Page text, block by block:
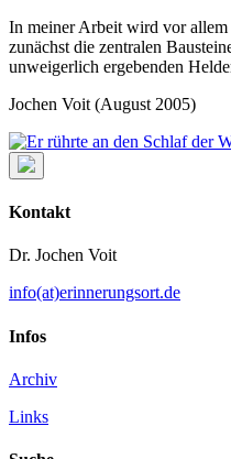
In meiner Arbeit wird vor allem
zunächst die zentralen
unweigerlich ergebenden
Jochen Voit (August 2005)
Kontakt
Dr. Jochen Voit
info(at)erinnerungsort.de
Infos
Archiv
Links